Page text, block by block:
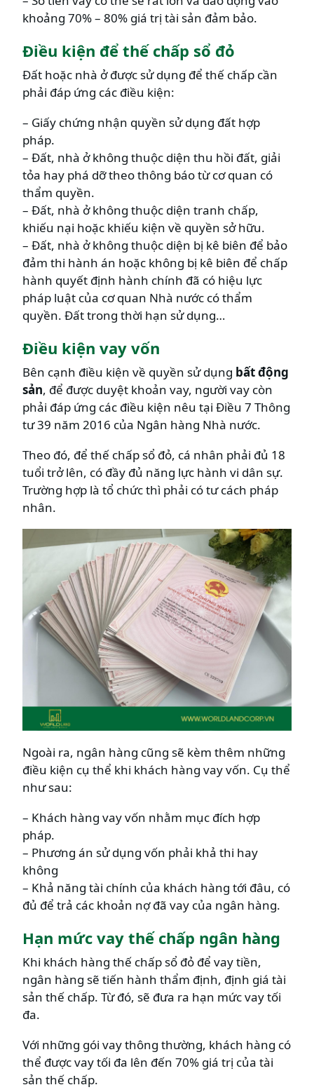
khoảng 70% – 80% giá trị tài sản đảm bảo.
Điều kiện để thế chấp sổ đỏ
Đất hoặc nhà ở được sử dụng để thế chấp cần
phải đáp ứng các điều kiện:
– Giấy chứng nhận quyền sử dụng đất hợp
pháp.
– Đất, nhà ở không thuộc diện thu hồi đất, giải
tỏa hay phá dỡ theo thông báo từ cơ quan có
thẩm quyền.
– Đất, nhà ở không thuộc diện tranh chấp,
khiếu nại hoặc khiếu kiện về quyền sở hữu.
– Đất, nhà ở không thuộc diện bị kê biên để bảo
đảm thi hành án hoặc không bị kê biên để chấp
hành quyết định hành chính đã có hiệu lực
pháp luật của cơ quan Nhà nước có thẩm
quyền. Đất trong thời hạn sử dụng…
Điều kiện vay vốn
Bên cạnh điều kiện về quyền sử dụng bất động
sản, để được duyệt khoản vay, người vay còn
phải đáp ứng các điều kiện nêu tại Điều 7 Thông
tư 39 năm 2016 của Ngân hàng Nhà nước.
Theo đó, để thế chấp sổ đỏ, cá nhân phải đủ 18
tuổi trở lên, có đầy đủ năng lực hành vi dân sự.
Trường hợp là tổ chức thì phải có tư cách pháp
nhân.
Ngoài ra, ngân hàng cũng sẽ kèm thêm những
điều kiện cụ thể khi khách hàng vay vốn. Cụ thể
như sau:
– Khách hàng vay vốn nhằm mục đích hợp
pháp.
– Phương án sử dụng vốn phải khả thi hay
không
– Khả năng tài chính của khách hàng tới đâu, có
đủ để trả các khoản nợ đã vay của ngân hàng.
Hạn mức vay thế chấp ngân hàng
Khi khách hàng thế chấp sổ đỏ để vay tiền,
ngân hàng sẽ tiến hành thẩm định, định giá tài
sản thế chấp. Từ đó, sẽ đưa ra hạn mức vay tối
đa.
Với những gói vay thông thường, khách hàng có
thể được vay tối đa lên đến 70% giá trị của tài
sản thế chấp.